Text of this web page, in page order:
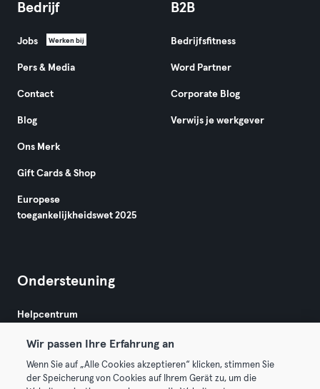
Bedrijf
Jobs Werken bij
Pers & Media
Contact
Blog
Ons Merk
Gift Cards & Shop
Europese
toegankelijkheidswet 2025
B2B
Bedrijfsfitness
Word Partner
Corporate Blog
Verwijs je werkgever
Ondersteuning
Helpcentrum
Wir passen Ihre Erfahrung an
Wenn Sie auf „Alle Cookies akzeptieren“ klicken, stimmen Sie
der Speicherung von Cookies auf Ihrem Gerät zu, um die